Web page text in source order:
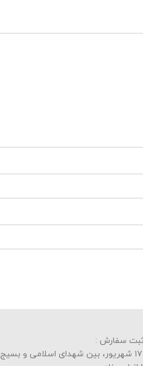
سفارش :
تهران، شادآباد، خیابان ١٧ شهریور، بین شهدای اسلامی و بسیج